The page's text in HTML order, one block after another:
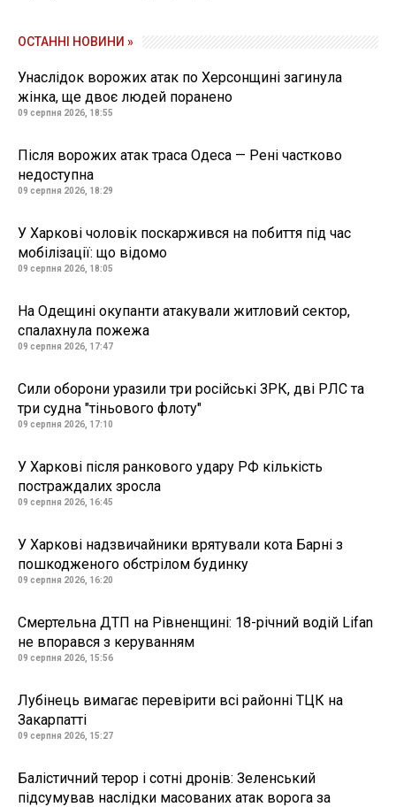
ОСТАННІ НОВИНИ »
Унаслідок ворожих атак по Херсонщині загинула
жінка, ще двоє людей поранено
09 серпня 2026, 18:55
Після ворожих атак траса Одеса — Рені частково
недоступна
09 серпня 2026, 18:29
У Харкові чоловік поскаржився на побиття під час
мобілізації: що відомо
09 серпня 2026, 18:05
На Одещині окупанти атакували житловий сектор,
спалахнула пожежа
09 серпня 2026, 17:47
Сили оборони уразили три російські ЗРК, дві РЛС та
три судна "тіньового флоту"
09 серпня 2026, 17:10
У Харкові після ранкового удару РФ кількість
постраждалих зросла
09 серпня 2026, 16:45
У Харкові надзвичайники врятували кота Барні з
пошкодженого обстрілом будинку
09 серпня 2026, 16:20
Смертельна ДТП на Рівненщині: 18-річний водій Lifan
не впорався з керуванням
09 серпня 2026, 15:56
Лубінець вимагає перевірити всі районні ТЦК на
Закарпатті
09 серпня 2026, 15:27
Балістичний терор і сотні дронів: Зеленський
підсумував наслідки масованих атак ворога за